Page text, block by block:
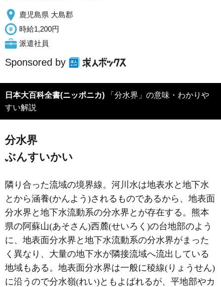
鹿児島県 大島郡
時給1,200円
派遣社員
Sponsored by
日本大百科全書(ニッポニカ) 「分水界」の意味・わかりや
すい解説
分水界
ぶんすいかい
隣り合った流域の境界線。河川水は地表水と地下水
とから涵養(かんよう)されるものであるから、地表面
分水界と地下水流動系の分水界とが存在する。熊本
県の阿蘇山(あそさん)西麓(せいろく)の台地部のよう
に、地表面分水界と地下水流動系の分水界がまった
く異なり、大量の地下水が隣接流域へ流出している
地域もある。地表面分水界は一般に稜線(りょうせん)
に沿うので分水嶺(れい)ともよばれるが、平地部やカ